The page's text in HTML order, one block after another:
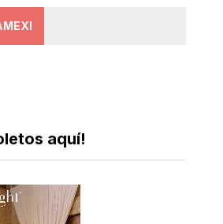
aquí!